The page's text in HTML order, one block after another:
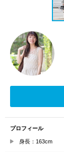
プロフィール
身長：163cm